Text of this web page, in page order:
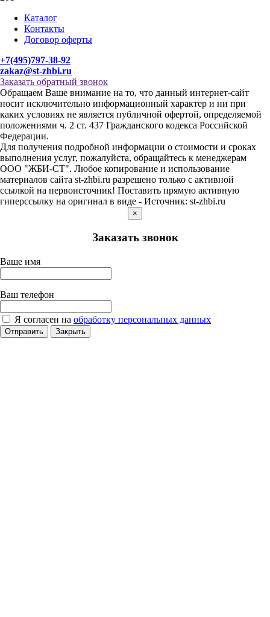
Каталог
Контакты
Договор оферты
+7(495)797-38-92
zakaz@st-zhbi.ru
Заказать обратный звонок
Обращаем Ваше внимание на то, что данный интернет-сайт
носит исключительно информационный характер и ни при
каких условиях не является публичной офертой, определяемой
положениями ч. 2 ст. 437 Гражданского кодекса Российской
Федерации.
Для получения подробной информации о стоимости и сроках
выполнения услуг, пожалуйста, обращайтесь к менеджерам
ООО "ЖБИ-СТ". Любое копирование и использование
материалов сайта st-zhbi.ru разрешено только с активной
ссылкой на первоисточник! Поставить прямую активную
гиперссылку на оригинал в виде - Источник: st-zhbi.ru
×
Заказать звонок
Ваше имя
Ваш телефон
Я согласен на обработку персональных данных
Отправить Закрыть